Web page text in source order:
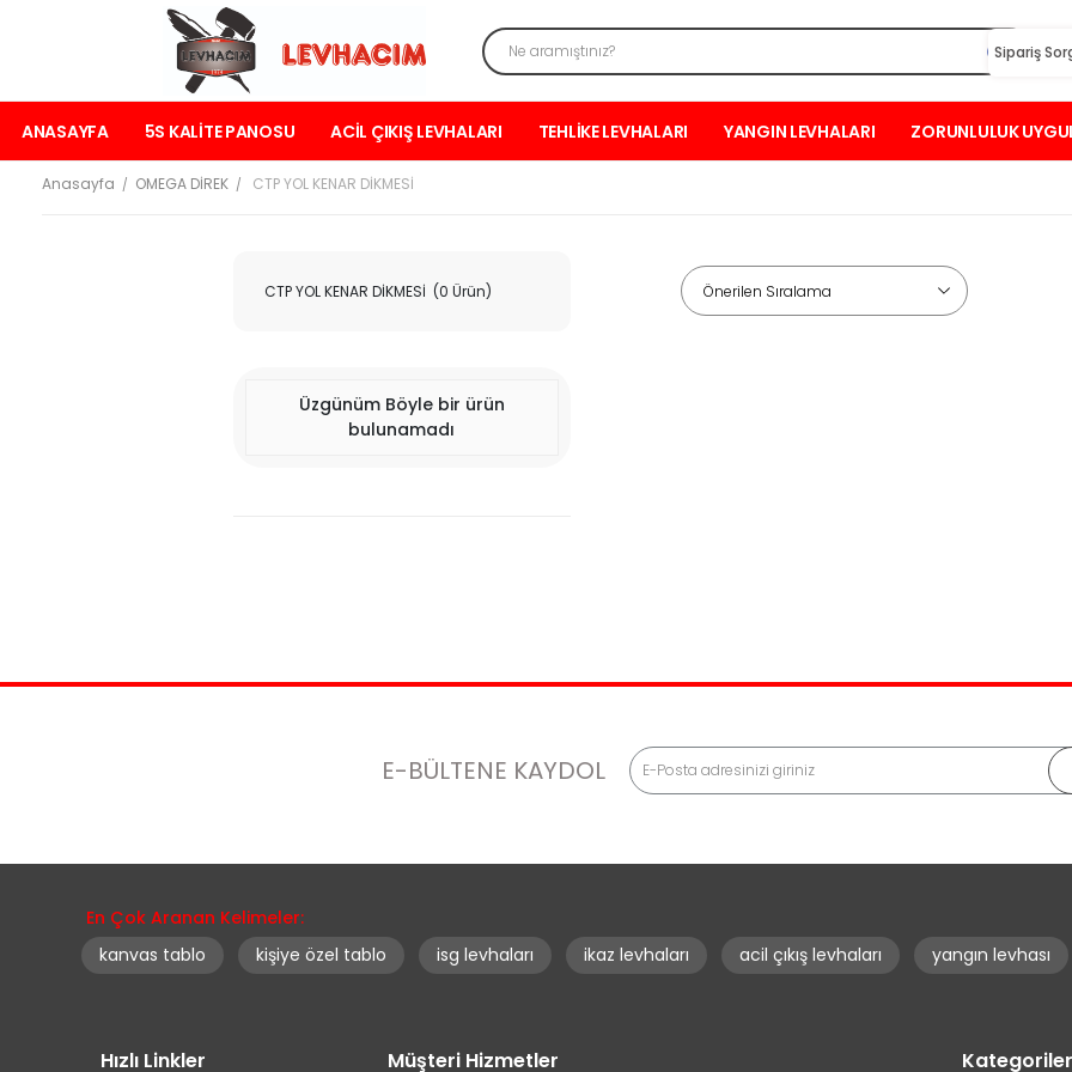
Sipariş
ANASAYFA 5S KALİTE PANOSU ACİL ÇIKIŞ LEVHALARI TEHLİKE LEVHALARI YANGIN LEVHALARI ZORUNLULUK
Anasayfa OMEGA DİREK CTP YOL KENAR DİKMESİ
CTP YOL KENAR DİKMESİ (0 Ürün)
Üzgünüm Böyle bir ürün
bulunamadı
E-BÜLTENE KAYDOL
En Çok Aranan Kelimeler:
kanvas tablo
kişiye özel tablo isg levhaları ikaz levhaları acil çıkış levhaları yangın levhası
Hızlı Linkler Müşteri Hizmetler Kategoriler